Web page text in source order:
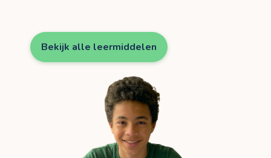
Bekijk alle leermiddelen